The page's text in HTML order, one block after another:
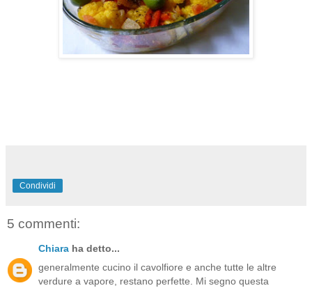
Condividi
5 commenti:
Chiara ha detto...
generalmente cucino il cavolfiore e anche tutte le altre
verdure a vapore, restano perfette. Mi segno questa